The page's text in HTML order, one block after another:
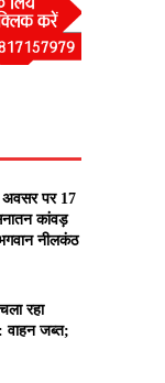
अवसर पर 17
कांवड़
नीलकंठ
रहा
वाहन जब्त;